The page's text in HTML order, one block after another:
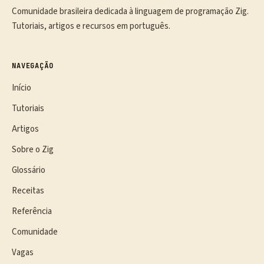
Comunidade brasileira dedicada à linguagem de programação Zig.
Tutoriais, artigos e recursos em português.
NAVEGAÇÃO
Início
Tutoriais
Artigos
Sobre o Zig
Glossário
Receitas
Referência
Comunidade
Vagas